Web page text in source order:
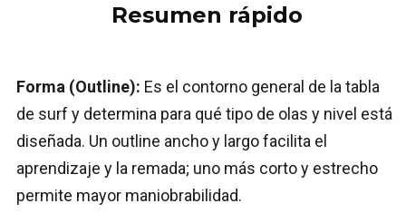
Resumen rápido
Forma (Outline): Es el contorno general de la tabla
de surf y determina para qué tipo de olas y nivel está
diseñada. Un outline ancho y largo facilita el
aprendizaje y la remada; uno más corto y estrecho
permite mayor maniobrabilidad.